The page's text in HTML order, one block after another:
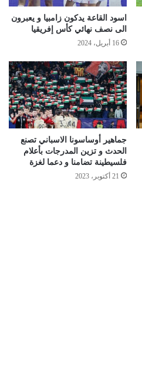
اسود القاعة يدكون زامبيا و يعبرون
الى نصف نهائي كأس إفريقيا
16 أبريل، 2024
جماهير أوساسونا الاسباني تصنع
الحدث و تزين المدرجات بأعلام
فلسيطينة تضامنا و دعما لغزة
21 أكتوبر، 2023